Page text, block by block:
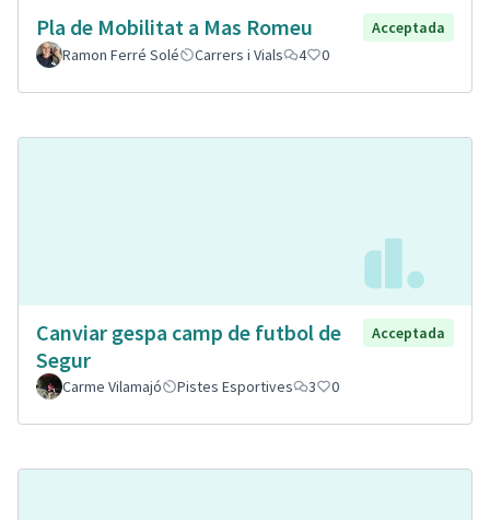
Pla de Mobilitat a Mas Romeu
Acceptada
Ramon Ferré Solé
Carrers i Vials 4 0
Canviar gespa camp de futbol de
Segur
Acceptada
Carme Vilamajó Pistes Esportives 3 0